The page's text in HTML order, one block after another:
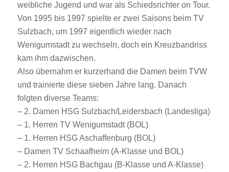
weibliche Jugend und war als Schiedsrichter on Tour.
Von 1995 bis 1997 spielte er zwei Saisons beim TV
Sulzbach, um 1997 eigentlich wieder nach
Wenigumstadt zu wechseln, doch ein Kreuzbandriss
kam ihm dazwischen.
Also übernahm er kurzerhand die Damen beim TVW
und trainierte diese sieben Jahre lang. Danach
folgten diverse Teams:
– 2. Damen HSG Sulzbach/Leidersbach (Landesliga)
– 1. Herren TV Wenigumstadt (BOL)
– 1. Herren HSG Aschaffenburg (BOL)
– Damen TV Schaafheim (A-Klasse und BOL)
– 2. Herren HSG Bachgau (B-Klasse und A-Klasse)